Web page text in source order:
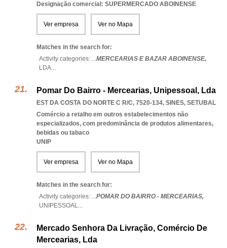
Designação comercial: SUPERMERCADO ABOINENSE
Ver empresa Ver no Mapa
Matches in the search for:
Activity categories: ...MERCEARIAS E BAZAR ABOINENSE,
LDA...
Pomar Do Bairro - Mercearias, Unipessoal, Lda
EST DA COSTA DO NORTE C R/C, 7520-134, SINES, SETUBAL
Comércio a retalho em outros estabelecimentos não
especializados, com predominância de produtos alimentares,
bebidas ou tabaco
UNIP
Ver empresa Ver no Mapa
Matches in the search for:
Activity categories: ...POMAR DO BAIRRO - MERCEARIAS,
UNIPESSOAL...
Mercado Senhora Da Livração, Comércio De
Mercearias, Lda